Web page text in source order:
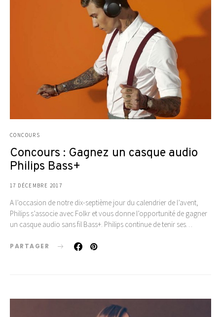
CONCOURS
Concours : Gagnez un casque audio
Philips Bass+
17 DÉCEMBRE 2017
A l’occasion de notre dix-septième jour du calendrier de l’avent,
Philips s’associe avec Folkr et vous donne l’opportunité de gagner
un casque audio sans fil Bass+. Philips continue de tenir ses…
PARTAGER